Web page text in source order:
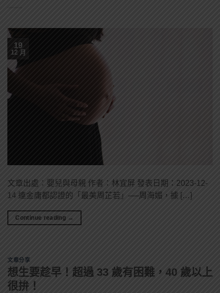
19
12 月
文章出處：嬰兒與母親 作者：林宜屏 發表日期：2023-12-
14 連金庸都認證的「最美周芷若」──周海媚，據 […]
Continue reading →
文章分享
想生要趁早！超過 33 歲有困難，40 歲以上
很拚！